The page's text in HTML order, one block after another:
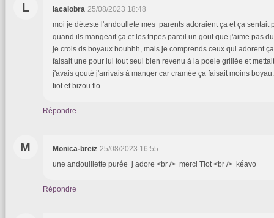
L lacalobra 25/08/2023 18:48
moi je déteste l'andoullete mes parents adoraient ça et ça sentait
quand ils mangeait ça et les tripes pareil un gout que j'aime pas
je crois ds boyaux bouhhh, mais je comprends ceux qui adorent
faisait une pour lui tout seul bien revenu à la poele grillée et
j'avais gouté j'arrivais à manger car cramée ça faisait moins
tiot et bizou flo
Répondre
M Monica-breiz 25/08/2023 16:55
une andouillette purée j adore <br /> merci Tiot <br /> kéavo
Répondre